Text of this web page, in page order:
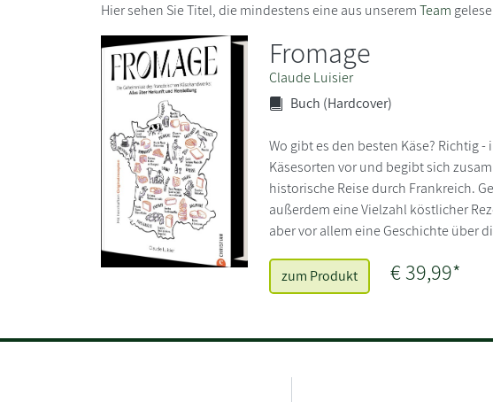
Hier sehen Sie Titel, die mindestens eine aus unseremTeam
Fromage
Claude Luisier
Buch (Hardcover)
Wo gibt es den besten Käse? Richtig
Käsesorten vor und begibt sich
historische Reise durch Frankreich.
außerdem eine Vielzahl köstlicher
aber vor allem eine Geschichte über
zum Produkt € 39,99*